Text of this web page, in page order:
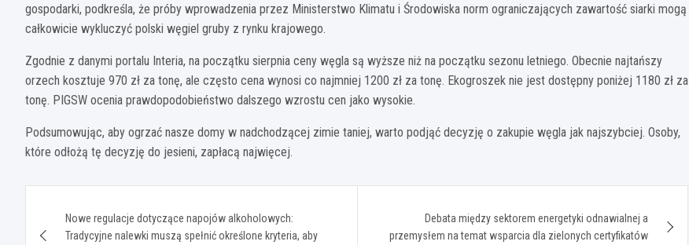
gospodarki, podkreśla, że próby wprowadzenia przez Ministerstwo Klimatu i Środowiska norm ograniczających zawartość siarki mogą
całkowicie wykluczyć polski węgiel gruby z rynku krajowego.
Zgodnie z danymi portalu Interia, na początku sierpnia ceny węgla są wyższe niż na początku sezonu letniego. Obecnie najtańszy
orzech kosztuje 970 zł za tonę, ale często cena wynosi co najmniej 1200 zł za tonę. Ekogroszek nie jest dostępny poniżej 1180 zł za
tonę. PIGSW ocenia prawdopodobieństwo dalszego wzrostu cen jako wysokie.
Podsumowując, aby ogrzać nasze domy w nadchodzącej zimie taniej, warto podjąć decyzję o zakupie węgla jak najszybciej. Osoby,
które odłożą tę decyzję do jesieni, zapłacą najwięcej.
wpisuNowe regulacje dotyczące napojów alkoholowych:
Tradycyjne nalewki muszą spełnić określone kryteria, aby
Debata między sektorem energetyki odnawialnej a
przemysłem na temat wsparcia dla zielonych certyfikatów